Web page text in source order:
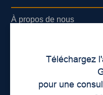
Téléchargez
pour une
À propos de nous
Lieux de distribution